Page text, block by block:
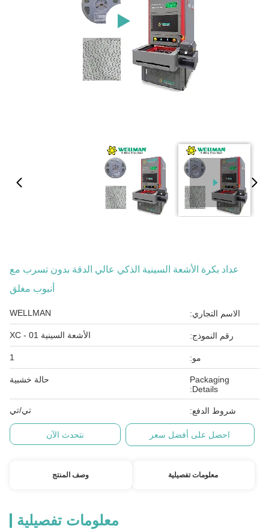
عداد بكرة الأشعة السينية الذكي عالي الدقة بدون تسرب مع
أنبوب مغلق
الاسم التجاري: WELLMAN
رقم النموذج: الأشعة السينية XC - 01
مو: 1
Packaging
Details:
حالة خشبية
شروط الدفع: تي/تي
احصل على أفضل سعر نتحدث الآن
معلومات تفصيلية وصف المنتج
معلومات تفصيلية